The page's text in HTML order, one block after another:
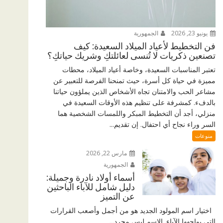
يونيو 23, 2026 الجمهورية
فن التخطيط لأعياد الميلاد السعيدة: كيف
تصنعين ذكريات لا تُنسى لعائلتكِ وشريك حياتكِ؟
تعتبر المناسبات السعيدة، وخاصة أعياد الميلاد، محطات
مميزة في حياة كل أسرة، حيث تمنحنا الفرصة للتعبير عن
مشاعر الحب والامتنان تجاه الأشخاص الذين يملؤون حياتنا
بالدفء. كمشرفة على تنظيم هذه الأوقات السعيدة في
منزلي، أجد أن التخطيط المبكر واللمسات الشخصية هما
السر وراء نجاح أي احتفال. إن تقديم...
منوعات
مارس 22, 2026
الجمهورية
أسماء أولاد نادرة وجميلة:
دليل شامل للآباء الباحثين
عن التميز
اختيار اسم المولود الجديد هو من أجمل وأصعب القرارات
التي يواجهها الآباء. الاسم ليس مجرد...